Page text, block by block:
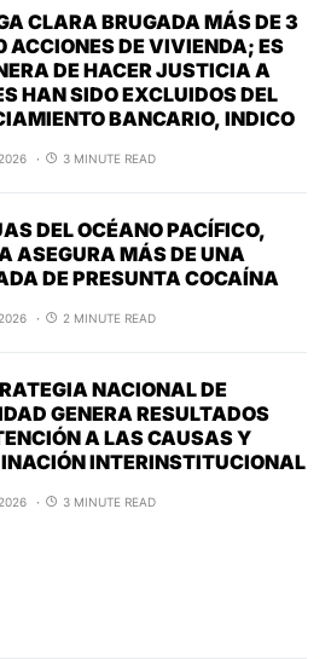
CLARA BRUGADA MÁS DE 3
ACCIONES DE VIVIENDA; ES
DE HACER JUSTICIA A
HAN SIDO EXCLUIDOS DEL
BANCARIO, INDICO
3 MINUTE READ
DEL OCÉANO PACÍFICO,
ASEGURA MÁS DE UNA
DE PRESUNTA COCAÍNA
2 MINUTE READ
NACIONAL DE
GENERA RESULTADOS
A LAS CAUSAS Y
INTERINSTITUCIONAL
3 MINUTE READ